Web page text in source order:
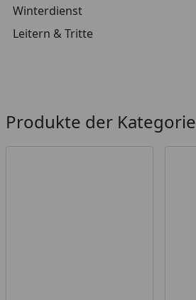
Winterdienst
Leitern & Tritte
Produkte der Kategorie